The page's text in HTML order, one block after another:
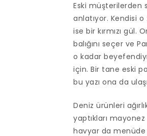
Eski müşterilerden
anlatıyor. Kendisi o
ise bir kırmızı gül.
balığını seçer ve
o kadar
için. Bir tane eski
bu yazı ona da
Deniz ürünleri
yaptıkları
havyar da menüde